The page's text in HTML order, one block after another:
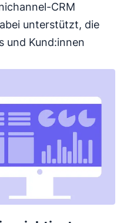
CRM
unterstützt, die
und Kund:innen